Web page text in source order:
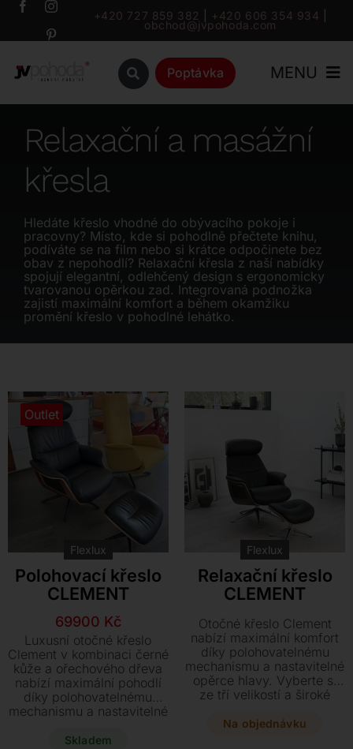
Přeskočit
+420 727 859 382 +420 606 354 934
obchod@jvpohoda.com
Poptávka MENU
Úvod
Katalog
Značky
Outlet
Relaxační a masážní
křesla
Hledáte křeslo vhodné do obývacího pokoje i
pracovny? Místo, kde si pohodlně přečtete knihu,
podíváte se na film nebo si krátce odpočinete bez
obav z nepohodlí? Relaxační křesla z naší nabídky
spojují elegantní, odlehčený design s ergonomicky
tvarovanou opěrkou zad. Integrovaná podnožka
zajistí maximální komfort a během okamžiku
promění křeslo v pohodlné lehátko.
Outlet
Flexlux
Polohovací křeslo
CLEMENT
Původní
cena
byla:
83000 Kč.
69900 Kč
Aktuální
cena
je:
69900 Kč.
Luxusní otočné křeslo
Clement v kombinaci černé
kůže a ořechového dřeva
nabízí maximální pohodlí
díky polohovatelnému
mechanismu a nastavitelné
stylový set od výrobce
Skladem
Flexlux
Relaxační křeslo
CLEMENT
Otočné křeslo Clement
nabízí maximální komfort
díky polohovatelnému
mechanismu a nastavitelné
opěrce hlavy. Vyberte si
ze tří velikostí a široké
či dřevěných skořepin
Na objednávku